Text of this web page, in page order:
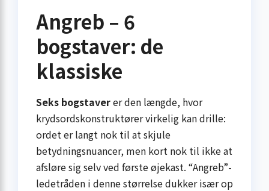
Angreb – 6
bogstaver: de
klassiske
Seks bogstaverer den længde, hvor
krydsordskonstruktører virkelig kan drille:
ordet er langt nok til at skjule
betydningsnuancer, men kort nok til ikke at
afsløre sig selv ved første øjekast. “Angreb”-
ledetråden i denne størrelse dukker især op